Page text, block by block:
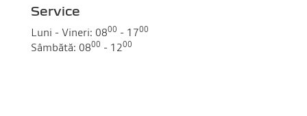
Service
Luni - Vineri: 0800 - 1700
Sâmbătă: 0800 - 1200